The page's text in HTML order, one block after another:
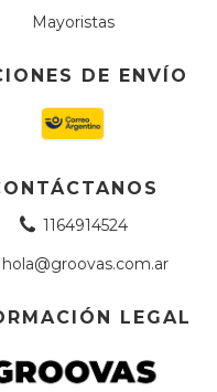
Mayoristas
DE ENVÍO
1164914524
hola@groovas.com.ar
LEGAL